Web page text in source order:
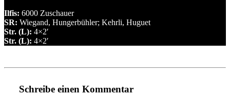
Ilfis: 6000 Zuschauer
SR: Wiegand, Hungerbühler; Kehrli, Huguet
Str. (L): 4×2′
Str. (L): 4×2′
Schreibe einen Kommentar